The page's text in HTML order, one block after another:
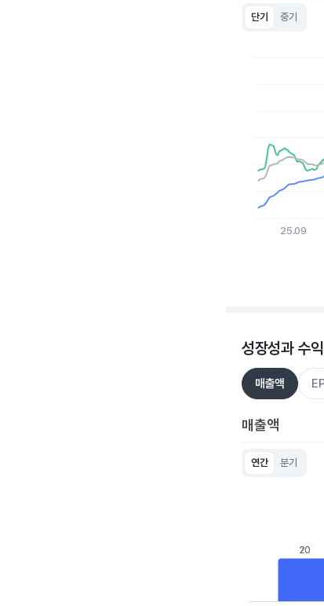
단기 중기
The chart
The chart has
25.09
성장성과 수
매출액
매출액
연간 분기
20
20